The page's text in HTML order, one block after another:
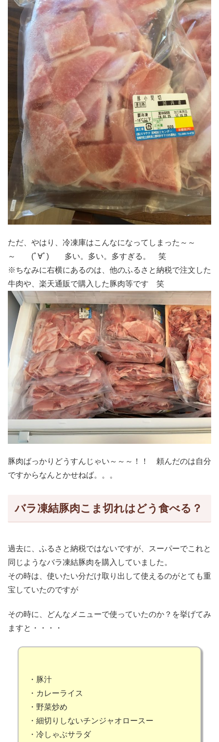
ただ、やはり、冷凍庫はこんなになってしまった～～
～ (ﾟ∀ﾟ) 多い。多い。多すぎる。 笑
※ちなみに右横にあるのは、他のふるさと納税で注文した
牛肉や、楽天通販で購入した豚肉等です 笑
豚肉ばっかりどうすんじゃい～～～！！ 頼んだのは自分
ですからなんとかせねば。。。
バラ凍結豚肉こま切れはどう食べる？
過去に、ふるさと納税ではないですが、スーパーでこれと
同じようなバラ凍結豚肉を購入していました。
その時は、使いたい分だけ取り出して使えるのがとても重
宝していたのですが
その時に、どんなメニューで使っていたのか？を挙げてみ
ますと・・・・
・豚汁
・カレーライス
・野菜炒め
・細切りしないチンジャオロースー
・冷しゃぶサラダ